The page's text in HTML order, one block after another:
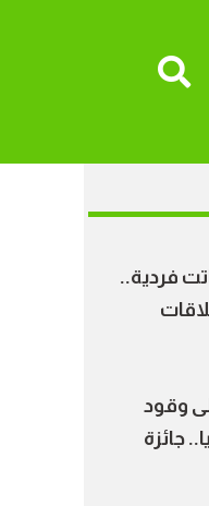
فردية..
وقود
جائزة